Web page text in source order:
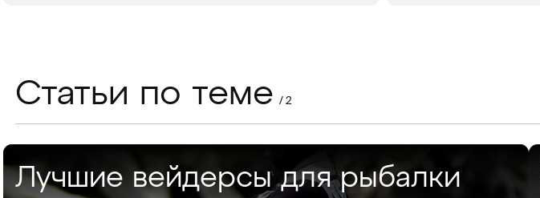
Статьи по теме / 2
Лучшие вейдерсы для рыбалки